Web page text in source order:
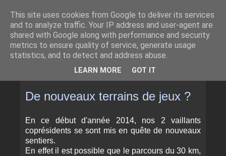
De nouveaux terrains de jeux ?
En ce début d'année 2014, nos 2 vaillants
coprésidents se sont mis en quête de nouveaux
sentiers.
En effet il est possible que le parcours du 30 km,
This site uses cookies from Google to deliver its services
and to analyze traffic. Your IP address and user-agent are
shared with Google along with performance and security
metrics to ensure quality of service, generate usage
statistics, and to detect and address abuse.
LEARN MORE GOT IT